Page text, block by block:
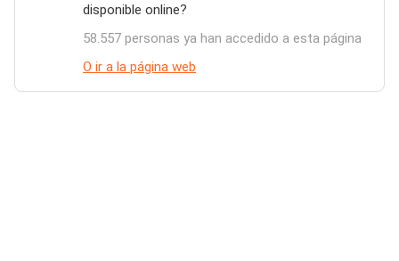
disponible online?
58.557 personas ya han accedido a esta página
O ir a la página web